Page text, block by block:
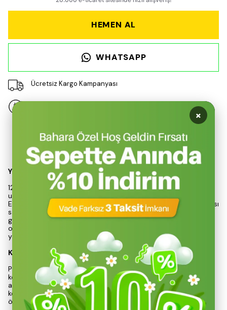
HEMEN AL
WHATSAPP
Ücretsiz Kargo Kampanyası
Ürün Açıklaması
Yüksek Performanslı Gres Yağlama Çözümü
12 litre kapasiteli havalı gres pompası, endüstriyel ve otomotiv
uygulamalarında mükemmel bir yağlama çözümü sunar. Max-
Extra’nın MX14202 modeli, basınçlı hava ile çalışan mekanizması
sayesinde, yağlama işlemlerini hızlı ve etkili bir şekilde
gerçekleştirir. Bu özellik, özellikle tarım, sanayi ve atölye
ortamlarında, rulmanlar, mafsallar ve diğer kritik parçaların
yağlanmasında büyük avantaj sağlar.
Kontrollü ve Güçlü Yağlama
Pompanın tasarımı, kullanıcıların gres yağını hassas bir şekilde
kontrol etmelerine olanak tanır. Bu, ekipmanların sürtünme ve
aşınma oranlarını önemli ölçüde azaltarak, bakım süreçlerini
kolaylaştırır. Ayrıca, verimli bir yağlama sağlanması, ekipman
ömrünü uzatır ve işletme maliyetlerini düşürür.
×